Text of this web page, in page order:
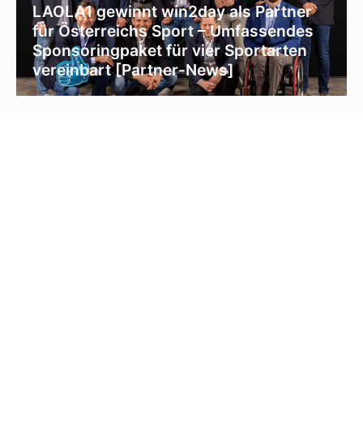
LAOLA1 gewinnt win2day als Partner
für Österreichs Sport – Umfassendes
Sponsoringpaket für vier Sportarten
vereinbart [Partner-News]